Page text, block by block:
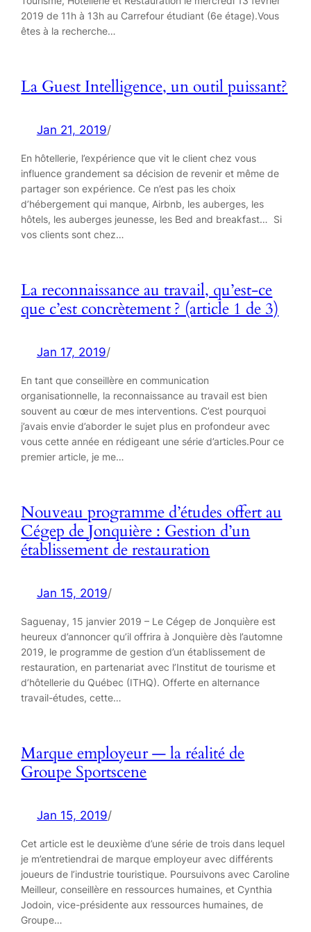
2019 de 11h à 13h au Carrefour étudiant (6e étage).Vous
êtes à la recherche…
La Guest Intelligence, un outil puissant?
Jan 21, 2019/
En hôtellerie, l’expérience que vit le client chez vous
influence grandement sa décision de revenir et même de
partager son expérience. Ce n’est pas les choix
d’hébergement qui manque, Airbnb, les auberges, les
hôtels, les auberges jeunesse, les Bed and breakfast… Si
vos clients sont chez…
La reconnaissance au travail, qu’est-ce
que c’est concrètement ? (article 1 de 3)
Jan 17, 2019/
En tant que conseillère en communication
organisationnelle, la reconnaissance au travail est bien
souvent au cœur de mes interventions. C’est pourquoi
j’avais envie d’aborder le sujet plus en profondeur avec
vous cette année en rédigeant une série d’articles.Pour ce
premier article, je me…
Nouveau programme d’études offert au
Cégep de Jonquière : Gestion d’un
établissement de restauration
Jan 15, 2019/
Saguenay, 15 janvier 2019 – Le Cégep de Jonquière est
heureux d’annoncer qu’il offrira à Jonquière dès l’automne
2019, le programme de gestion d’un établissement de
restauration, en partenariat avec l’Institut de tourisme et
d’hôtellerie du Québec (ITHQ). Offerte en alternance
travail-études, cette…
Marque employeur — la réalité de
Groupe Sportscene
Jan 15, 2019/
Cet article est le deuxième d’une série de trois dans lequel
je m’entretiendrai de marque employeur avec différents
joueurs de l’industrie touristique. Poursuivons avec Caroline
Meilleur, conseillère en ressources humaines, et Cynthia
Jodoin, vice-présidente aux ressources humaines, de
Groupe…